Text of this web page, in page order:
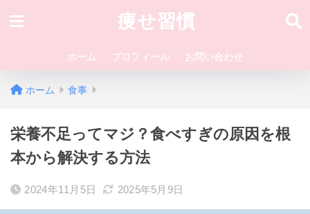
痩せ習慣
ホーム プロフィール お問い合わせ
ホーム 食事
栄養不足ってマジ？食べすぎの原因を根
本から解決する方法
2024年11月5日 2025年5月9日